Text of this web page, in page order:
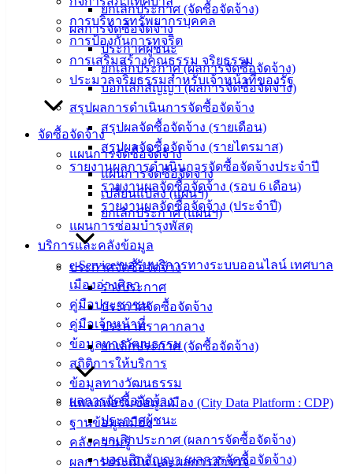
ยกเลิกประกาศ (จัดซื้อจัดจ้าง)
ผลการจัดซื้อจัดจ้าง
ประกาศผู้ชนะ
ยกเลิกประกาศ (ผลการจัดซื้อจัดจ้าง)
บอกเลิกสัญญา (ผลการจัดซื้อจัดจ้าง)
สรุปผลการดำเนินการจัดซื้อจัดจ้าง
สรุปผลจัดซื้อจัดจ้าง (รายเดือน)
สรุปผลจัดซื้อจัดจ้าง (รายไตรมาส)
รายงานผลการดำเนินการจัดซื้อจัดจ้างประจำปี
รายงานผลจัดซื้อจัดจ้าง (รอบ 6 เดือน)
รายงานผลจัดซื้อจัดจ้าง (ประจำปี)
แผนการซ่อมบำรุงพัสดุ
บริการและคลังข้อมูล
e-Service ขอรับบริการทางระบบออนไลน์ เทศบาล
เมืองอ่างศิลา
คู่มือประชาชน
คู่มือเจ้าหน้าที่
ข้อมูลทางวัฒนธรรม
สถิติการให้บริการ
ข้อมูลทางวัฒนธรรม
แพลตฟอร์มข้อมูลเมือง (City Data Platform : CDP)
ฐานข้อมูลเมือง
คลังความรู้
ผลการประเมิน และผลการสำรวจ
การบริหารทรัพยากรบุคคล
การป้องกันการทุจริต
การเสริมสร้างคุณธรรม จริยธรรม
ประมวลจริยธรรมสำหรับเจ้าหน้าที่ของรัฐ
จัดซื้อจัดจ้าง
แผนการจัดซื้อจัดจ้าง
แผนการจัดซื้อจัดจ้าง
เปลี่ยนแปลง (แผนฯ)
ยกเลิกประกาศ (แผนฯ)
ประกาศจัดซื้อจัดจ้าง
ร่างประกาศ
ประกาศจัดซื้อจัดจ้าง
ประกาศราคากลาง
ยกเลิกประกาศ (จัดซื้อจัดจ้าง)
ผลการจัดซื้อจัดจ้าง
ประกาศผู้ชนะ
ยกเลิกประกาศ (ผลการจัดซื้อจัดจ้าง)
บอกเลิกสัญญา (ผลการจัดซื้อจัดจ้าง)
ฟอร์ม,
เอกสาร
สำหรับ
ประชาชน/
คู่มือการ
งาน
ศุนย์
ข้อมูล
ข่าวสาร
อิเล็กทรอนิกส์
องค์
ความรู้
(Knowledge
Management)
เทศบาล
สายตรง